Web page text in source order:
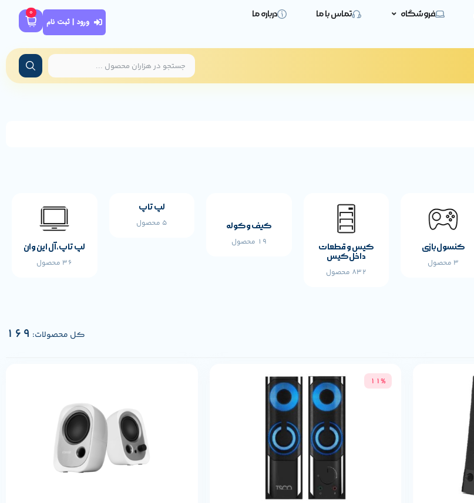
فروشگاه تماس با ما درباره ما
ورود | ثبت نام
0
کنسول بازی
3 محصول
کیس و قطعات
داخل کیس
832 محصول
کیف و کوله
19 محصول
لپ تاپ
5 محصول
لپ تاپ،آل این وان
36 محصول
کل محصولات: 169
11%
مشخصات پایه محصول